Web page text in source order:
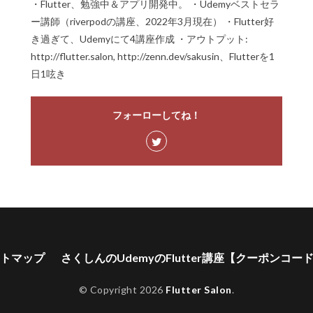
・Flutter、勉強中＆アプリ開発中。 ・Udemyベストセラ
ー講師（riverpodの講座、2022年3月現在） ・Flutter好
き過ぎて、Udemyにて4講座作成 ・アウトプット:
http://flutter.salon, http://zenn.dev/sakusin、Flutterを1
日1呟き
フォーローしてね！
マップ さくしんのUdemyのFlutter講座【クーポンコー
© Copyright 2026 Flutter Salon.